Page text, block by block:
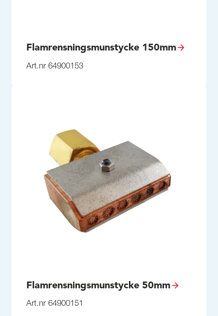
Flamrensningsmunstycke 150mm
Art.nr 64900153
Flamrensningsmunstycke 50mm
Art.nr 64900151